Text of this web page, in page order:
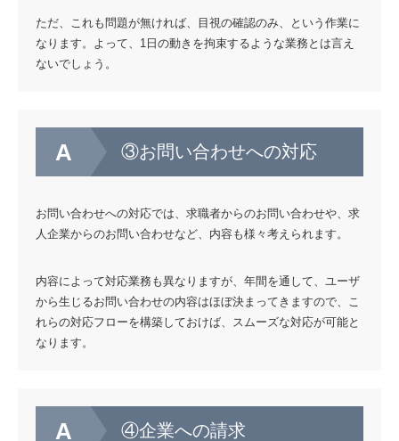
ただ、これも問題が無ければ、目視の確認のみ、という作業に
なります。よって、1日の動きを拘束するような業務とは言え
ないでしょう。
③お問い合わせへの対応
お問い合わせへの対応では、求職者からのお問い合わせや、求
人企業からのお問い合わせなど、内容も様々考えられます。
内容によって対応業務も異なりますが、年間を通して、ユーザ
から生じるお問い合わせの内容はほぼ決まってきますので、こ
れらの対応フローを構築しておけば、スムーズな対応が可能と
なります。
④企業への請求